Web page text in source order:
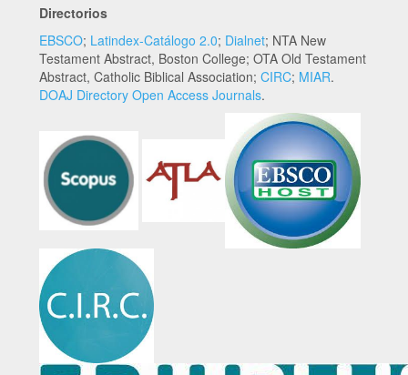
Directorios
EBSCO; Latindex-Catálogo 2.0; Dialnet; NTA New
Testament Abstract, Boston College; OTA Old Testament
Abstract, Catholic Biblical Association; CIRC; MIAR.
DOAJ Directory Open Access Journals.